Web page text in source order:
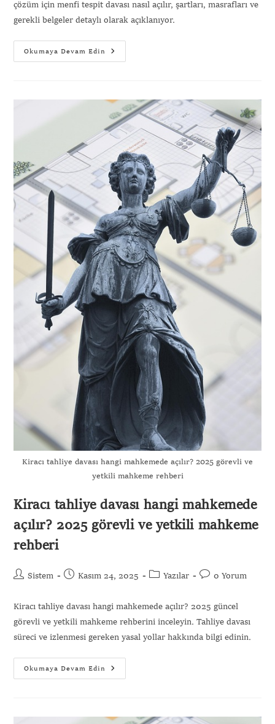
çözüm için menfi tespit davası nasıl açılır, şartları, masrafları ve
gerekli belgeler detaylı olarak açıklanıyor.
Okumaya Devam Edin
Kiracı tahliye davası hangi mahkemede açılır? 2025 görevli ve
yetkili mahkeme rehberi
Kiracı tahliye davası hangi mahkemede
açılır? 2025 görevli ve yetkili mahkeme
rehberi
Sistem Kasım 24, 2025 Yazılar 0 Yorum
Kiracı tahliye davası hangi mahkemede açılır? 2025 güncel
görevli ve yetkili mahkeme rehberini inceleyin. Tahliye davası
süreci ve izlenmesi gereken yasal yollar hakkında bilgi edinin.
Okumaya Devam Edin